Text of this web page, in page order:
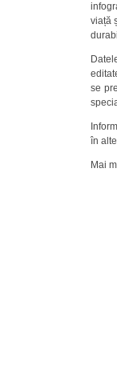
viață
se
în
Mai